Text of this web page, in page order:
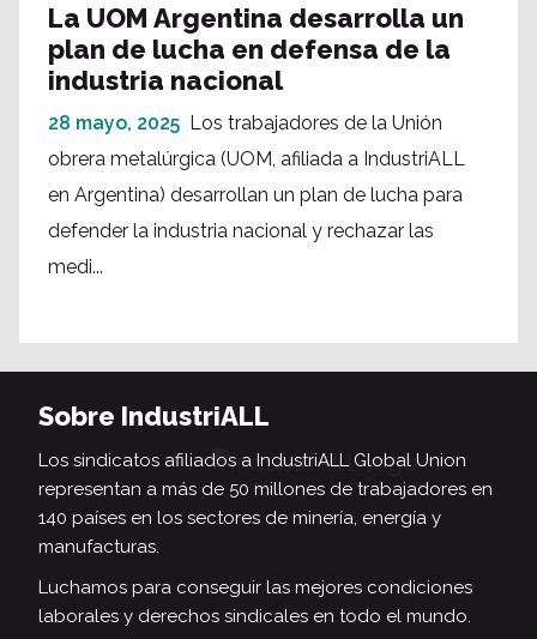
La UOM Argentina desarrolla un
plan de lucha en defensa de la
industria nacional
28 mayo, 2025 Los trabajadores de la Unión
obrera metalúrgica (UOM, afiliada a IndustriALL
en Argentina) desarrollan un plan de lucha para
defender la industria nacional y rechazar las
medi...
Sobre IndustriALL
Los sindicatos afiliados a IndustriALL Global Union
representan a más de 50 millones de trabajadores en
140 países en los sectores de minería, energía y
manufacturas.
Luchamos para conseguir las mejores condiciones
laborales y derechos sindicales en todo el mundo.